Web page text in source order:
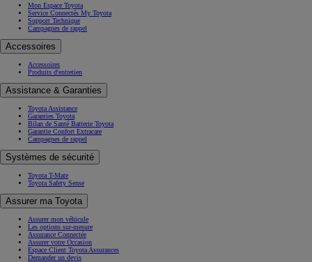
Mon Espace Toyota
Service Connectés My Toyota
Support Technique
Campagnes de rappel
Accessoires
Accessoires
Produits d'entretien
Assistance & Garanties
Toyota Assistance
Garanties Toyota
Bilan de Santé Batterie Toyota
Garantie Confort Extracare
Campagnes de rappel
Systèmes de sécurité
Toyota T-Mate
Toyota Safety Sense
Assurer ma Toyota
Assurer mon véhicule
Les options sur-mesure
Assurance Connectée
Assurer votre Occasion
Espace Client Toyota Assurances
Demander un devis